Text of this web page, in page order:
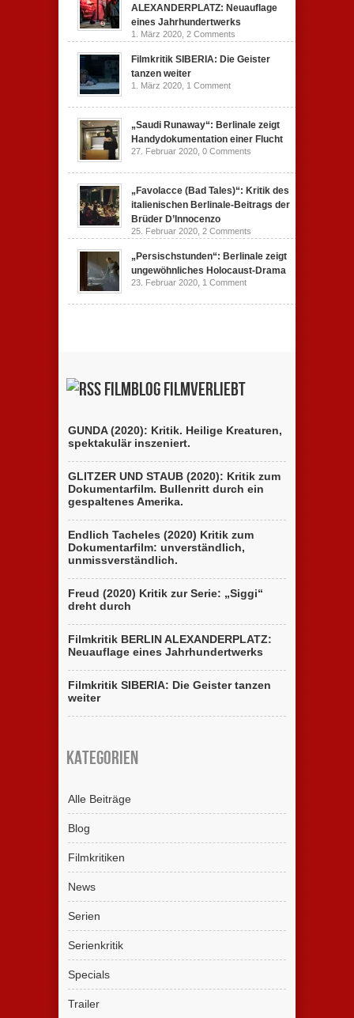
ALEXANDERPLATZ: Neuauflage
eines Jahrhundertwerks
1. März 2020, 2 Comments
Filmkritik SIBERIA: Die Geister
tanzen weiter
1. März 2020, 1 Comment
„Saudi Runaway“: Berlinale zeigt
Handydokumentation einer Flucht
27. Februar 2020, 0 Comments
„Favolacce (Bad Tales)“: Kritik des
italienischen Berlinale-Beitrags der
Brüder D’Innocenzo
25. Februar 2020, 2 Comments
„Persischstunden“: Berlinale zeigt
ungewöhnliches Holocaust-Drama
23. Februar 2020, 1 Comment
Filmblog filmverliebt
GUNDA (2020): Kritik. Heilige Kreaturen,
spektakulär inszeniert.
GLITZER UND STAUB (2020): Kritik zum
Dokumentarfilm. Bullenritt durch ein
gespaltenes Amerika.
Endlich Tacheles (2020) Kritik zum
Dokumentarfilm: unverständlich,
unmissverständlich.
Freud (2020) Kritik zur Serie: „Siggi“
dreht durch
Filmkritik BERLIN ALEXANDERPLATZ:
Neuauflage eines Jahrhundertwerks
Filmkritik SIBERIA: Die Geister tanzen
weiter
Kategorien
Alle Beiträge
Blog
Filmkritiken
News
Serien
Serienkritik
Specials
Trailer